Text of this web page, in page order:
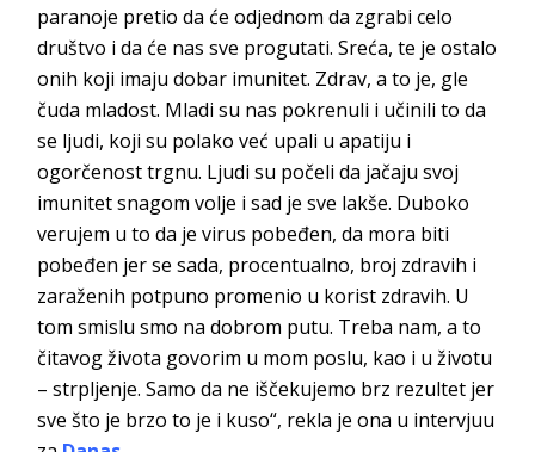
paranoje pretio da će odjednom da zgrabi celo
društvo i da će nas sve progutati. Sreća, te je ostalo
onih koji imaju dobar imunitet. Zdrav, a to je, gle
čuda mladost. Mladi su nas pokrenuli i učinili to da
se ljudi, koji su polako već upali u apatiju i
ogorčenost trgnu. Ljudi su počeli da jačaju svoj
imunitet snagom volje i sad je sve lakše. Duboko
verujem u to da je virus pobeđen, da mora biti
pobeđen jer se sada, procentualno, broj zdravih i
zaraženih potpuno promenio u korist zdravih. U
tom smislu smo na dobrom putu. Treba nam, a to
čitavog života govorim u mom poslu, kao i u životu
– strpljenje. Samo da ne iščekujemo brz rezultet jer
sve što je brzo to je i kuso“, rekla je ona u intervjuu